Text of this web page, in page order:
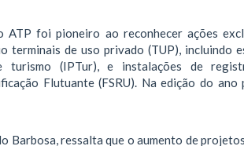
ATP foi pioneiro ao reconhecer ações
terminais de uso privado (TUP), incluindo
turismo (IPTur), e instalações de
Flutuante (FSRU). Na edição do
Barbosa, ressalta que o aumento de